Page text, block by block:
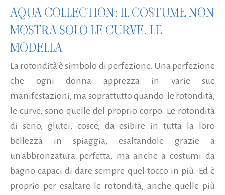
AQUA COLLECTION: IL COSTUME NON
MOSTRA SOLO LE CURVE, LE
MODELLA
La rotondità è simbolo di perfezione. Una perfezione
che ogni donna apprezza in varie sue
manifestazioni, ma soprattutto quando le rotondità,
le curve, sono quelle del proprio corpo. Le rotondità
di seno, glutei, cosce, da esibire in tutta la loro
bellezza in spiaggia, esaltandole grazie a
un'abbronzatura perfetta, ma anche a costumi da
bagno capaci di dare sempre quel tocco in più. Ed è
proprio per esaltare le rotondità, anche quelle più